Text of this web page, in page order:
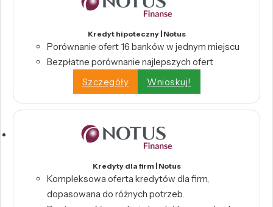
Kredyt hipoteczny | Notus
Porównanie ofert 16 banków w jednym miejscu
Bezpłatne porównanie najlepszych ofert
Szczegóły
Wnioskuj!
Kredyty dla firm | Notus
Kompleksowa oferta kredytów dla firm,
dopasowana do różnych potrzeb.